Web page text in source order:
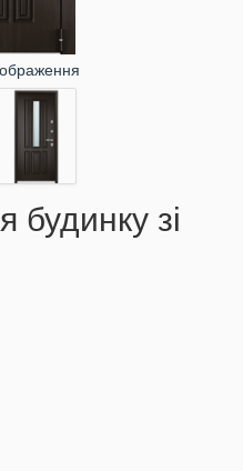
будинку зі